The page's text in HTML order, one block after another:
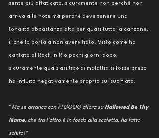
sente più affaticato, sicuramente non perché non
arriva alle note ma perché deve tenere una
tonalità abbastanza alta per quasi tutta la canzone,
il che lo porta a non avere fiato. Visto come ha
cantato al Rock in Rio pochi giorni dopo,
sicuramente qualsiasi tipo di malattia si fosse preso
ha influito negativamente proprio sul suo fiato.
“Ma se arranca con FTGGOG allora su Hallowed Be Thy
Name, che tra l’altro è in fondo alla scaletta, ha fatto
schifo!"